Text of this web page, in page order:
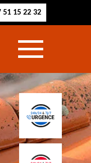
51 15 22 32